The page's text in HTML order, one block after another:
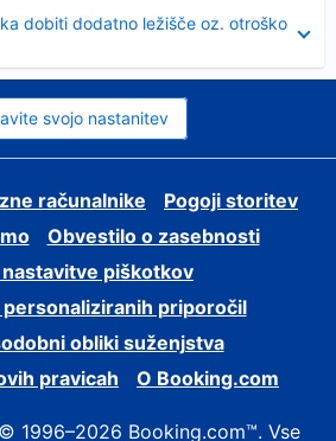
dobiti dodatno ležišče oz. otroško
svojo nastanitev
računalnike
Pogoji storitev
Obvestilo o zasebnosti
piškotkov
personaliziranih priporočil
obliki suženjstva
pravicah
O Booking.com
1996–2026 Booking.com™. Vse